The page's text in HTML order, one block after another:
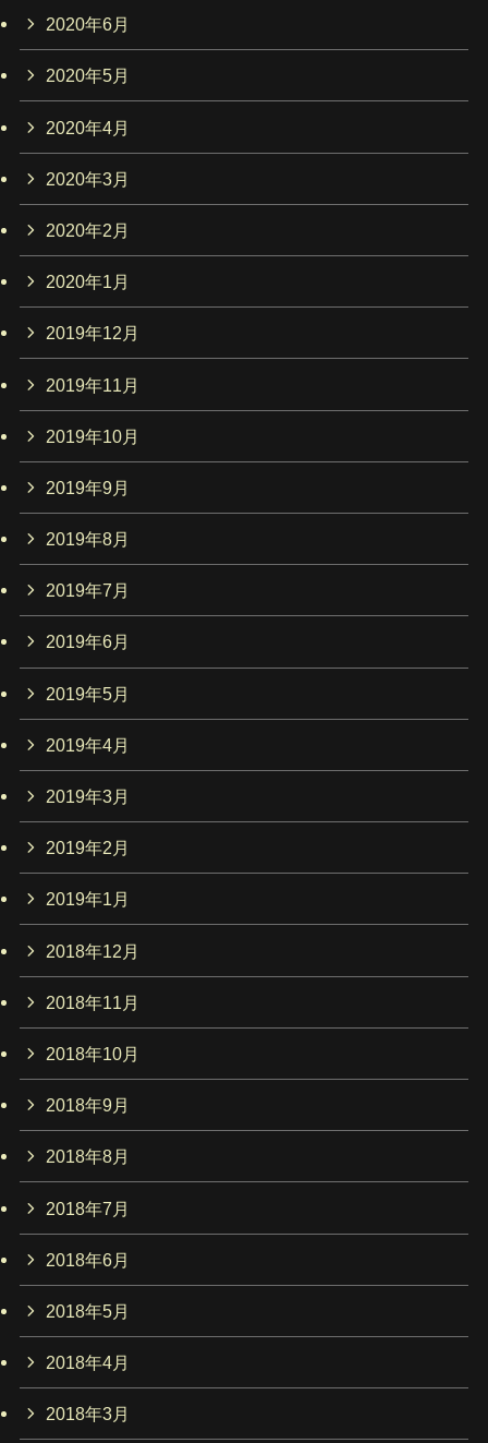
2020年6月
2020年5月
2020年4月
2020年3月
2020年2月
2020年1月
2019年12月
2019年11月
2019年10月
2019年9月
2019年8月
2019年7月
2019年6月
2019年5月
2019年4月
2019年3月
2019年2月
2019年1月
2018年12月
2018年11月
2018年10月
2018年9月
2018年8月
2018年7月
2018年6月
2018年5月
2018年4月
2018年3月